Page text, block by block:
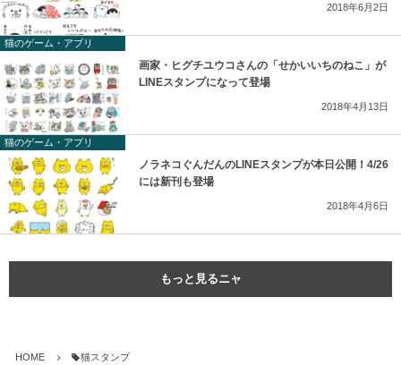
2018年6月2日
猫のゲーム・アプリ
画家・ヒグチユウコさんの「せかいいちのねこ」が
LINEスタンプになって登場
2018年4月13日
猫のゲーム・アプリ
ノラネコぐんだんのLINEスタンプが本日公開！4/26
には新刊も登場
2018年4月6日
もっと見るニャ
HOME 猫スタンプ